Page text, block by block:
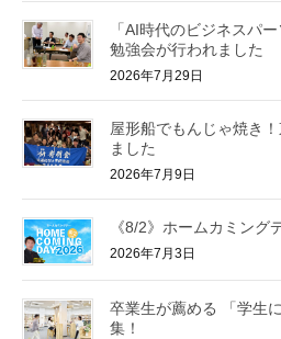
「AI時代のビジネスパ
勉強会が行われました
2026年7月29日
屋形船でもんじゃ焼き
ました
2026年7月9日
《8/2》ホームカミング
2026年7月3日
卒業生が薦める 「学生
集！